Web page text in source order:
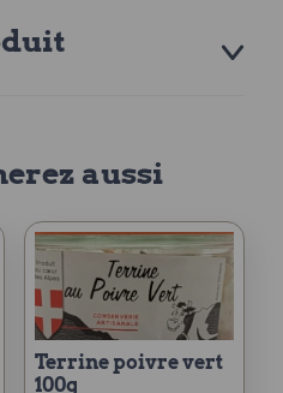
aussi
terrine poivre vert
100g